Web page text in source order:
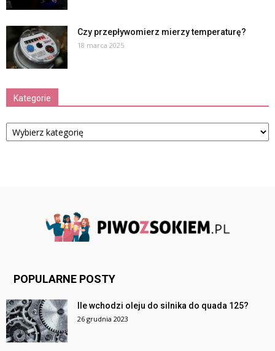
Czy przepływomierz mierzy temperaturę?
18 marca 2025
Kategorie
Kategorie
POPULARNE POSTY
Ile wchodzi oleju do silnika do quada 125?
26 grudnia 2023